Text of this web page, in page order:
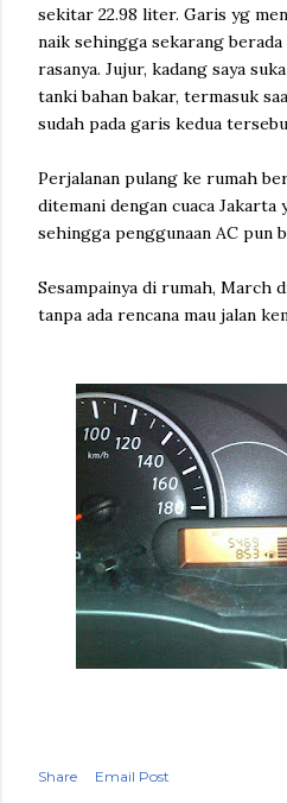
sekitar 22.98 liter. Garis yg
naik sehingga sekarang
rasanya. Jujur, kadang saya
tanki bahan bakar, termasuk
sudah pada garis kedua
Perjalanan pulang ke rumah
ditemani dengan cuaca Jakarta
sehingga penggunaan AC pun
Sesampainya di rumah, March
tanpa ada rencana mau jalan
Share
Email Post